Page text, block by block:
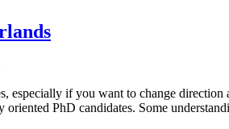
if you want to change
PhD candidates. Some